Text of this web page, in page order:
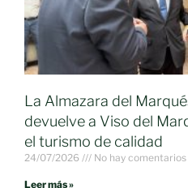
La Almazara del
devuelve a Viso del
el turismo de calidad
24/07/2026 No hay comentarios
Leer más »